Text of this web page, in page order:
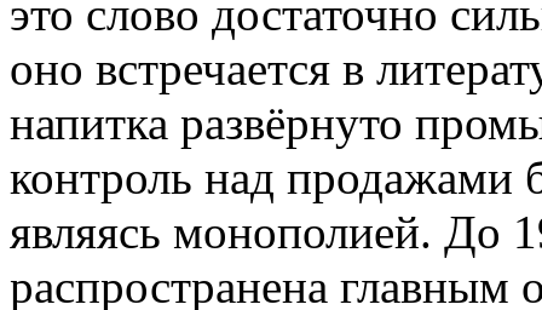
это слово достаточно
оно встречается в
напитка развёрнуто
контроль над продажами
являясь монополией. До
распространена главным